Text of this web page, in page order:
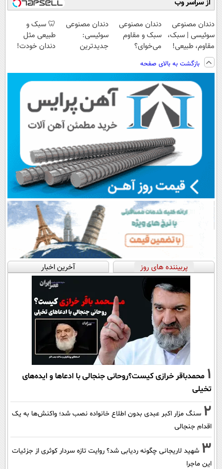
از سراسر وب
دندان مصنوعی
سوئیسی | سبک،
مقاوم، طبیعی!
ویزیت
رایگان+پرداخت
اقساطی😍
دندان مصنوعی
سبک و مقاوم
می‌خوای؟
هم داریم!😍 |
📍تهران
دندان مصنوعی
سوئیسی:
جدیدترین
پرداخت قسطی
🦷 سبک و
طبیعی مثل
دندان خودت!
💳 📍 تهران
بازگشت به بالای صفحه
پربیننده های روز آخرین اخبار
1 محمدباقر خرازی کیست؟روحانی جنجالی با ادعاها و ایده‌های
تخیلی
2 سنگ مزار اکبر عبدی بدون اطلاع خانواده نصب شد؛ واکنش‌ها به یک
اقدام جنجالی
3 شهید لاریجانی چگونه ردیابی شد؟ روایت تازه سردار کوثری از جزئیات
این ماجرا